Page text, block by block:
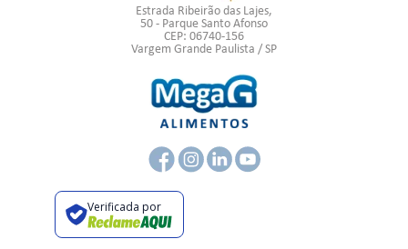
Estrada Ribeirão das Lajes,
50 - Parque Santo Afonso
CEP: 06740-156
Vargem Grande Paulista / SP
Verificada por